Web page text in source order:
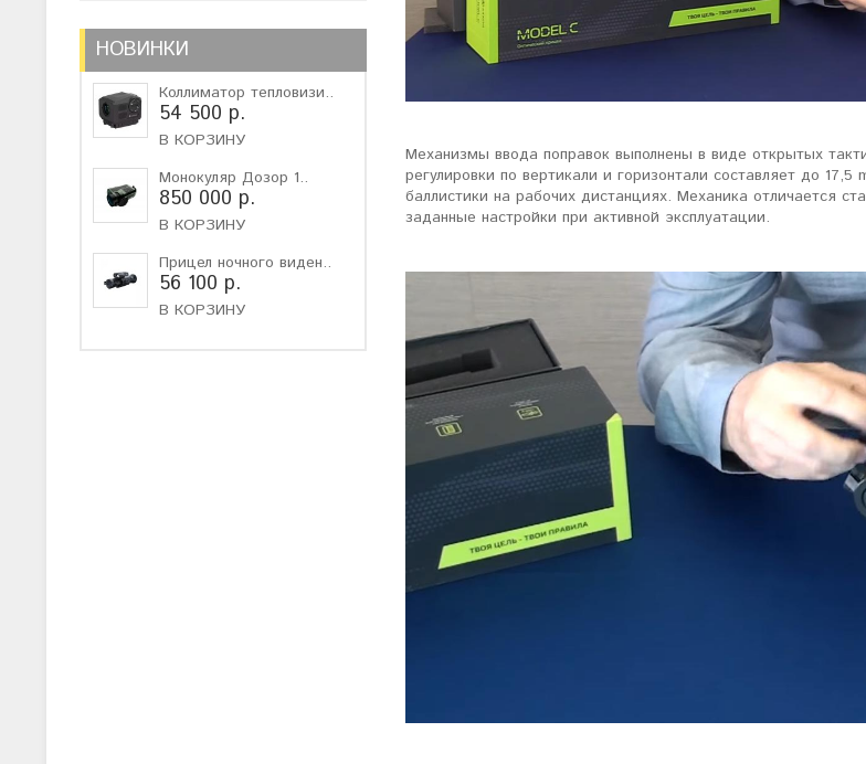
НОВИНКИ
Коллиматор тепловизи..
54 500 р.
В КОРЗИНУ
Монокуляр Дозор 1..
850 000 р.
В КОРЗИНУ
Прицел ночного виден..
56 100 р.
В КОРЗИНУ
Механизмы ввода поправок выполнены в виде открытых
регулировки по вертикали и горизонтали составляет до
баллистики на рабочих дистанциях. Механика отличается
заданные настройки при активной эксплуатации.